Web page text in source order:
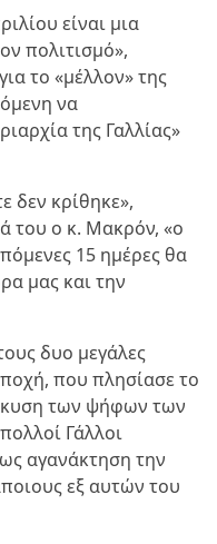
είναι μια
πολιτισμό»,
το «μέλλον» της
να
της Γαλλίας»
δεν κρίθηκε»,
του ο κ. Μακρόν, «ο
15 ημέρες θα
μας και την
δυο μεγάλες
που πλησίασε το
των ψήφων των
Γάλλοι
αγανάκτηση την
εξ αυτών του